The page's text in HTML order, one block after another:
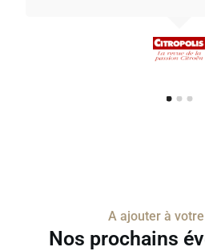
A ajouter à
Nos prochains